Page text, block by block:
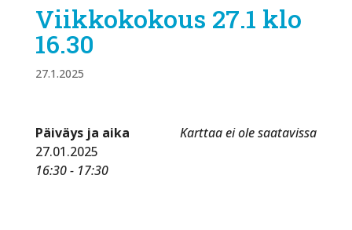
Viikkokokous 27.1 klo
16.30
27.1.2025
Karttaa ei ole saatavissa
Päiväys ja aika
27.01.2025
16:30 - 17:30